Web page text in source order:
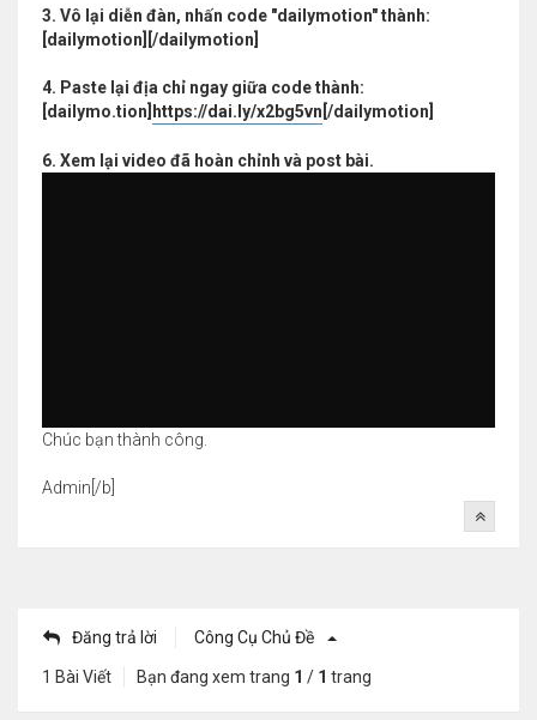
3. Vô lại diễn đàn, nhấn code "dailymotion" thành:
[dailymotion][/dailymotion]
4. Paste lại địa chỉ ngay giữa code thành:
[dailymo.tion] https://dai.ly/x2bg5vn [/dailymotion]
6. Xem lại video đã hoàn chỉnh và post bài.
Chúc bạn thành công.
Admin[/b]
Đăng trả lời Công Cụ Chủ Đề
1 Bài Viết Bạn đang xem trang 1 / 1 trang